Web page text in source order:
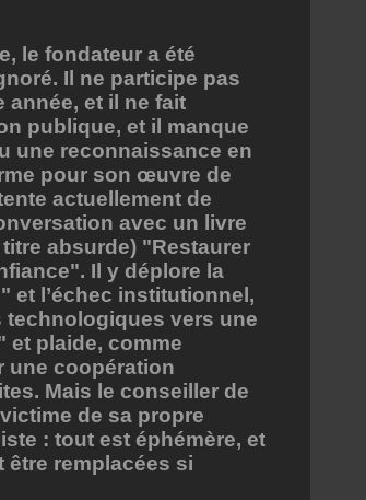
le fondateur a été
Il ne participe pas
année, et il ne fait
publique, et il manque
une reconnaissance en
pour son œuvre de
actuellement de
avec un livre
absurde) "Restaurer
Il y déplore la
et l’échec institutionnel,
technologiques vers une
et plaide, comme
une coopération
Mais le conseiller de
de sa propre
: tout est éphémère, et
être remplacées si